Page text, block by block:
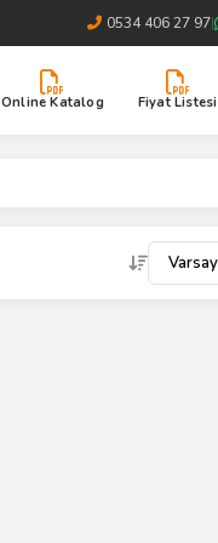
0534 406 27 97|
Online Katalog Fiyat Listesi